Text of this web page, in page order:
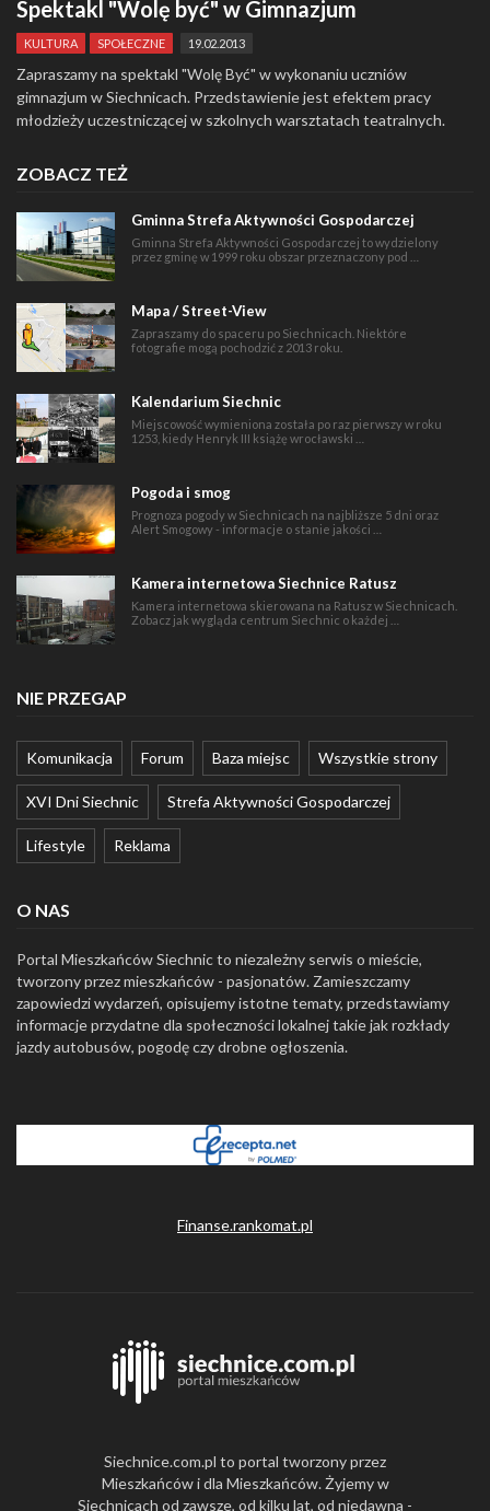
Spektakl "Wolę być" w Gimnazjum
KULTURA SPOŁECZNE 19.02.2013
Zapraszamy na spektakl "Wolę Być" w wykonaniu uczniów
gimnazjum w Siechnicach. Przedstawienie jest efektem pracy
młodzieży uczestniczącej w szkolnych warsztatach teatralnych.
ZOBACZ TEŻ
Gminna Strefa Aktywności Gospodarczej
Gminna Strefa Aktywności Gospodarczej to wydzielony
przez gminę w 1999 roku obszar przeznaczony pod …
Mapa / Street-View
Zapraszamy do spaceru po Siechnicach. Niektóre
fotografie mogą pochodzić z 2013 roku.
Kalendarium Siechnic
Miejscowość wymieniona została po raz pierwszy w roku
1253, kiedy Henryk III książę wrocławski …
Pogoda i smog
Prognoza pogody w Siechnicach na najbliższe 5 dni oraz
Alert Smogowy - informacje o stanie jakości …
Kamera internetowa Siechnice Ratusz
Kamera internetowa skierowana na Ratusz w Siechnicach.
Zobacz jak wygląda centrum Siechnic o każdej …
NIE PRZEGAP
Komunikacja Forum Baza miejsc Wszystkie strony
XVI Dni Siechnic Strefa Aktywności Gospodarczej
Lifestyle Reklama
O NAS
Portal Mieszkańców Siechnic to niezależny serwis o mieście,
tworzony przez mieszkańców - pasjonatów. Zamieszczamy
zapowiedzi wydarzeń, opisujemy istotne tematy, przedstawiamy
informacje przydatne dla społeczności lokalnej takie jak rozkłady
jazdy autobusów, pogodę czy drobne ogłoszenia.
Finanse.rankomat.pl
Siechnice.com.pl to portal tworzony przez
Mieszkańców i dla Mieszkańców. Żyjemy w
Siechnicach od zawsze, od kilku lat, od niedawna -